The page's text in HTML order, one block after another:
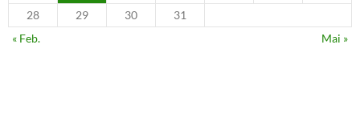
28
29 30
31
« Feb.
Mai »